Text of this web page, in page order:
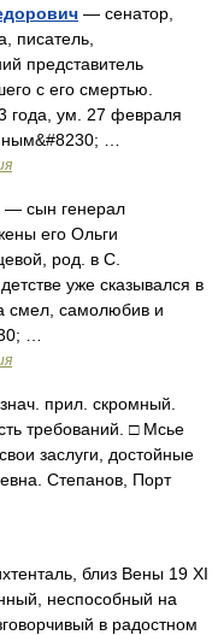
— сенатор,
писатель,
представитель
с его смертью.
года, ум. 27 февраля
…
— сын генерал
его Ольги
род. в С.
уже сказывался в
смел, самолюбив и
…
прил. скромный.
требований. □ Мсье
заслуги, достойные
Степанов, Порт
близ Вены 19 XI
неспособный на
в радостном